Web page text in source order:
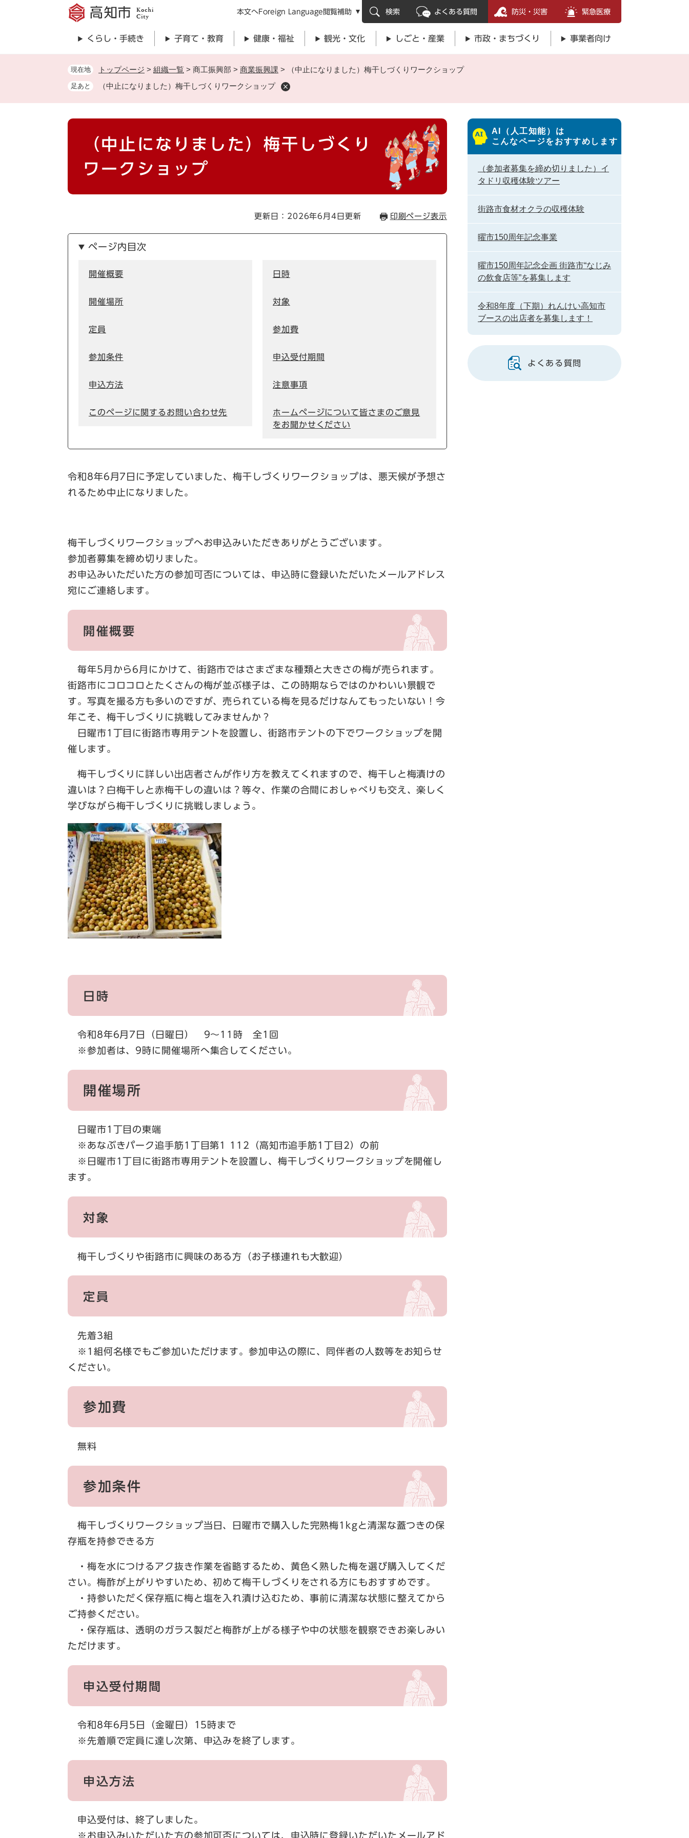
先
。
メニューを飛ばして本文へ
本文へForeign Language 閲覧補助 検索 よくある質問 防災・災害 緊急医療
くらし・手続き 子育て・教育 健康・福祉 観光・文化 しごと・産業 市政・まちづくり 事業者向け
現在地 トップページ > 組織一覧 > 商工振興部 > 商業振興課 > （中止になりました）梅干しづくりワークショップ
足あと （中止になりました）梅干しづくりワークショップ
本
（中止になりました）梅干しづくり
ワークショップ
更新日：2026年6月4日更新 印刷ページ表示
ページ内目次
開催概要 日時
開催場所 対象
定員 参加費
参加条件 申込受付期間
申込方法 注意事項
このページに関するお問い合わせ先
ホームページについて皆さまのご意見
をお聞かせください
令和8年6月7日に予定していました、梅干しづくりワークショップは、悪天候が予想さ
れるため中止になりました。
梅干しづくりワークショップへお申込みいただきありがとうございます。
参加者募集を締め切りました。
お申込みいただいた方の参加可否については、申込時に登録いただいたメールアドレス
宛にご連絡します。
開催概要
毎年5月から6月にかけて、街路市ではさまざまな種類と大きさの梅が売られます。
街路市にコロコロとたくさんの梅が並ぶ様子は、この時期ならではのかわいい景観で
す。写真を撮る方も多いのですが、売られている梅を見るだけなんてもったいない！今
年こそ、梅干しづくりに挑戦してみませんか？
日曜市1丁目に街路市専用テントを設置し、街路市テントの下でワークショップを開
催します。​
梅干しづくりに詳しい出店者さんが作り方を教えてくれますので、​ 梅干しと梅漬けの
違いは？白梅干しと赤梅干しの違いは？等々、作業の合間におしゃべりも交え、楽しく
学びながら梅干しづくりに挑戦しましょう。​
日時
令和8年6月7日（日曜日） 9～11時 全1回
※参加者は、9時に開催場所へ集合してください。​
開催場所
日曜市1丁目の東端
※あなぶきパーク追手筋1丁目第1 112​（高知市追手筋1丁目2​）の前​
※日曜市1丁目に街路市専用テントを設置し、梅干しづくりワークショップを開催し
ます。
対象
梅干しづくりや街路市に興味のある方（お子様連れも大歓迎）
定員
先着3組
※1組何名様でもご参加いただけます。参加申込の際に、同伴者の人数等をお知らせ
ください。
参加費
無料
参加条件
梅干し づくりワークショップ当日、日曜市で購入した完熟梅1kgと清潔な蓋つきの保
存瓶を持参できる方
・梅を水につけるアク抜き作業を省略するため、黄色く熟した梅を選び購入してくだ
さい。梅酢が上がりやすいため、初めて梅干しづくりをされる方にもおすすめです。​
・持参いただく保存瓶に梅と塩を入れ漬け込むため、事前に清潔な状態に整えてから
ご持参ください。
・保存瓶は、透明のガラス製だと梅酢が上がる様子や中の状態を観察できお楽しみい
ただけます。
申込受付期間
令和8年6月5日（金曜日）15時まで
※先着順で定員に達し次第、申込みを終了します。
申込方法
申込受付は、終了しました。
※お申込みいただいた方の参加可否については、申込時に登録いただいたメールアド
AI（人工知能）は
こんなページをおすすめします
（参加者募集を締め切りました）イ
タドリ収穫体験ツアー
街路市食材オクラの収穫体験
曜市150周年記念事業
曜市150周年記念企画 街路市“なじみ
の飲食店等”を募集します
令和8年度（下期）れんけい高知市
ブースの出店者を募集します！
よくある質問